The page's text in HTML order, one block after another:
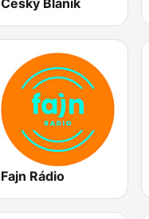
Fajn Rádio